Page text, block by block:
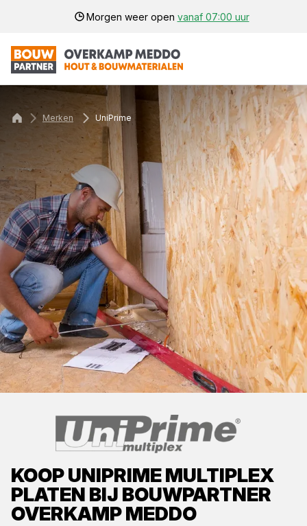
Morgen weer open vanaf 07:00 uur
KOOPUNIPRIMEMULTIPLEX
PLATEN BIJ BOUWPARTNER
OVERKAMP MEDDO
Merken UniPrime